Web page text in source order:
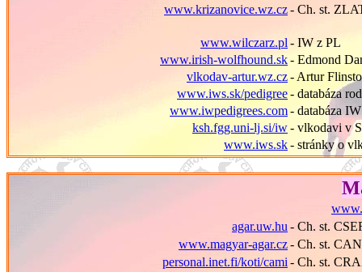
www.krizanovice.wz.cz- Ch. st.
www.wilczarz.pl - IW z PL
www.irish-wolfhound.sk- Edmond
vlkodav-artur.wz.cz- Artur
www.iws.sk/pedigree- databáza
www.iwpedigrees.com- databáza
ksh.fgg.uni-lj.si/iw- vlkodavi v
www.iws.sk- stránky o
agar.uw.hu - Ch. st.
www.magyar-agar.cz- Ch. st.
personal.inet.fi/koti/cami - Ch. st.